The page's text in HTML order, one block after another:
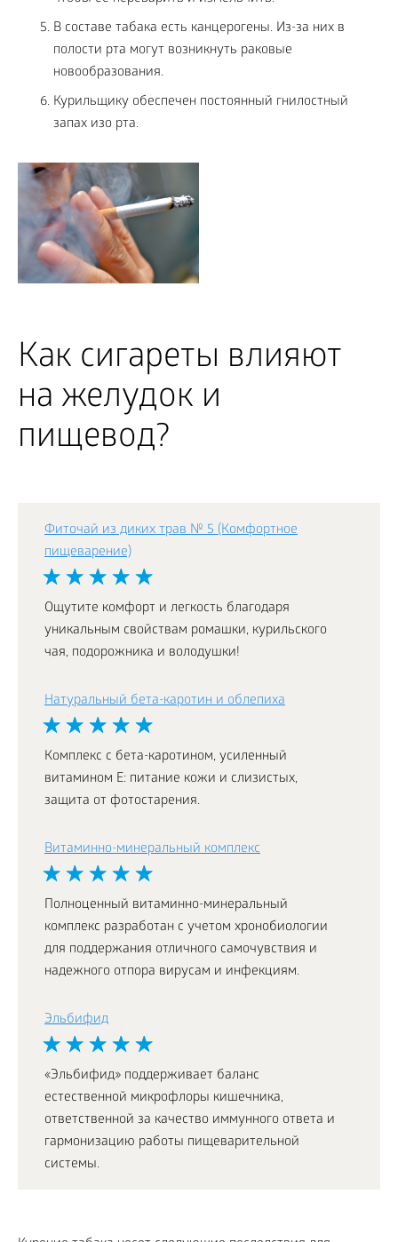
В составе табака есть канцерогены. Из-за них в
полости рта могут возникнуть раковые
новообразования.
Курильщику обеспечен постоянный гнилостный
запах изо рта.
Как сигареты влияют
на желудок и
пищевод?
Фиточай из диких трав № 5 (Комфортное
пищеварение)
Ощутите комфорт и легкость благодаря
уникальным свойствам ромашки, курильского
чая, подорожника и володушки!
Натуральный бета-каротин и облепиха
Комплекс с бета-каротином, усиленный
витамином E: питание кожи и слизистых,
защита от фотостарения.
Витаминно-минеральный комплекс
Полноценный витаминно-минеральный
комплекс разработан с учетом хронобиологии
для поддержания отличного самочувствия и
надежного отпора вирусам и инфекциям.
Эльбифид
«Эльбифид» поддерживает баланс
естественной микрофлоры кишечника,
ответственной за качество иммунного ответа и
гармонизацию работы пищеварительной
системы.